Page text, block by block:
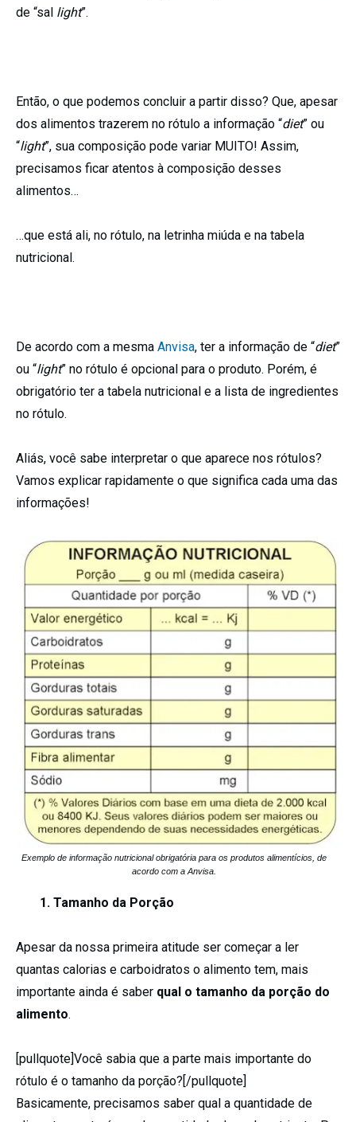
de “sal light”.
Então, o que podemos concluir a partir disso? Que, apesar
dos alimentos trazerem no rótulo a informação “diet” ou
“light”, sua composição pode variar MUITO! Assim,
precisamos ficar atentos à composição desses
alimentos…
…que está ali, no rótulo, na letrinha miúda e na tabela
nutricional.
De acordo com a mesma Anvisa, ter a informação de “diet”
ou “light” no rótulo é opcional para o produto. Porém, é
obrigatório ter a tabela nutricional e a lista de ingredientes
no rótulo.
Aliás, você sabe interpretar o que aparece nos rótulos?
Vamos explicar rapidamente o que significa cada uma das
informações!
Exemplo de informação nutricional obrigatória para os produtos alimentícios, de
acordo com a Anvisa.
1. Tamanho da Porção
Apesar da nossa primeira atitude ser começar a ler
quantas calorias e carboidratos o alimento tem, mais
importante ainda é saber qual o tamanho da porção do
alimento.
[pullquote]Você sabia que a parte mais importante do
rótulo é o tamanho da porção?[/pullquote]
Basicamente, precisamos saber qual a quantidade de